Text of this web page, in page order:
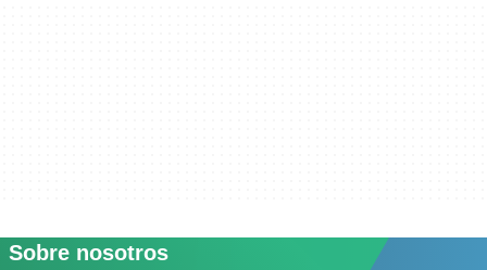
Sobre nosotros